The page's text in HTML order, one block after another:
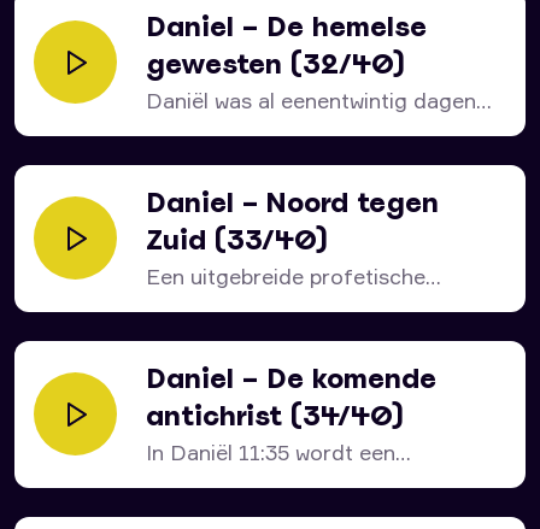
Daniel – De hemelse
gewesten (32/40)
Daniël was al eenentwintig dagen
aan het rouwen en...
Daniel – Noord tegen
Zuid (33/40)
Een uitgebreide profetische
voorbeschouwing op een jarenlange
strijd die...
Daniel – De komende
antichrist (34/40)
In Daniël 11:35 wordt een
opvallende switch gemaakt van...